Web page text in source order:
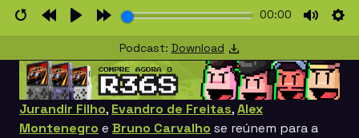
RestartRewind
PlayForward
10s
00:00
Mute
Podcast: Download
Jurandir Filho, Evandro de Freitas,Alex
Montenegro e Bruno Carvalho se reúnem para a